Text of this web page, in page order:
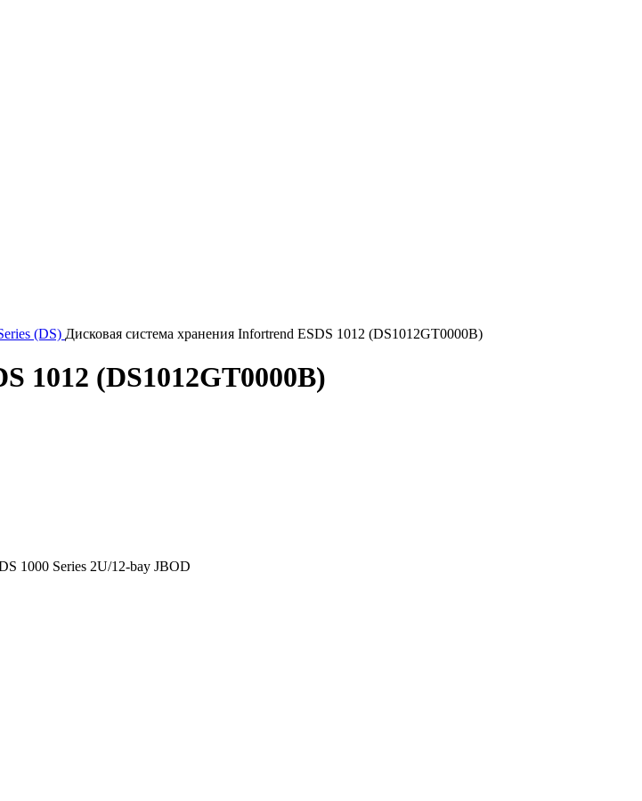
(DS) Дисковая система хранения Infortrend ESDS 1012 (DS1012GT0000B)
1012 (DS1012GT0000B)
1000 Series 2U/12-bay JBOD